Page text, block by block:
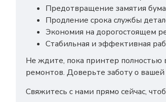
Предотвращение замятия
Продление срока службы
Экономия на дорогостоящем
Стабильная и эффективная
Не ждите, пока принтер полностью
ремонтов. Доверьте заботу о
Свяжитесь с нами прямо сейчас,